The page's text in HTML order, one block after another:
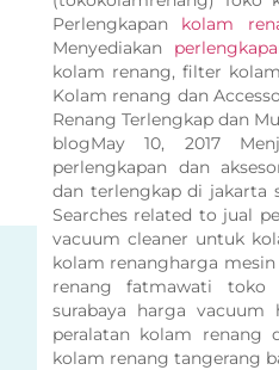
Perlengkapan kolam
Menyediakan
kolam renang, filter
Kolam renang dan
Renang Terlengkap dan
blogMay 10, 2017
perlengkapan dan
dan terlengkap di jakarta
Searches related to jual
vacuum cleaner untuk
kolam renangharga
renang fatmawati toko
surabaya harga
peralatan kolam renang
kolam renang tangerang